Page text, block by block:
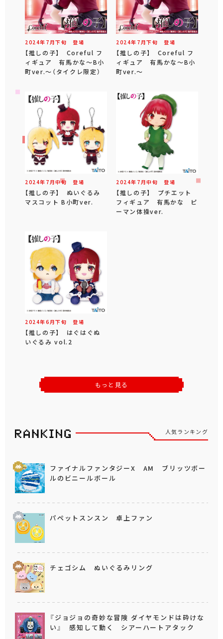
2024年 7 月下旬 登場
【推しの子】 Coreful フ
ィギュア 有馬かな～B小
町ver.～（タイクレ限定）
2024年 7 月下旬 登場
【推しの子】 Coreful フ
ィギュア 有馬かな～B小
町ver.～
2024年 7 月中旬 登場
【推しの子】 ぬいぐるみ
マスコット B小町ver.
2024年 7 月中旬 登場
【推しの子】 プチエット
フィギュア 有馬かな ピ
ーマン体操ver.
2024年6 月下旬 登場
【推しの子】 はぐはぐぬ
いぐるみ vol.2
もっと見る
人気ランキング
ファイナルファンタジーX AM ブリッツボー
ルのビニールボール
パペットスンスン 卓上ファン
チェゴシム ぬいぐるみリング
『ジョジョの奇妙な冒険 ダイヤモンドは砕けな
い』 感知して動く シアーハートアタック